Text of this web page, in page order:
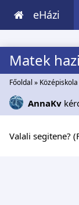
eHázi
Matek hazi
Főoldal » Középiskola
AnnaKv
Valali segitene?